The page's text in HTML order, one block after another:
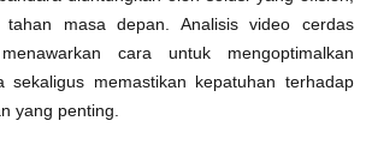
masa depan. Analisis video cerdas
cara untuk mengoptimalkan
sekaligus memastikan kepatuhan terhadap
yang penting.